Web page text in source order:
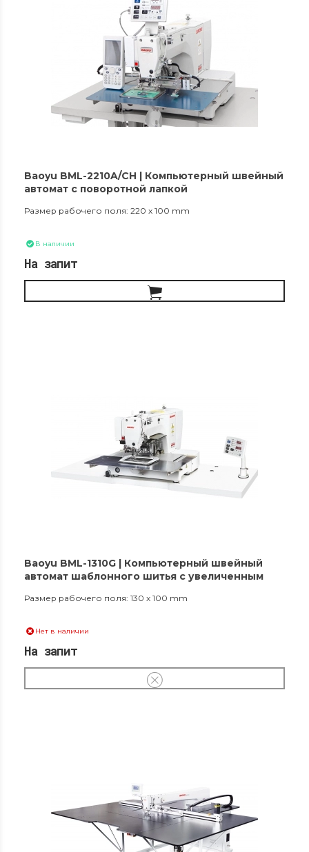
Baoyu BML-2210A/CH | Компьютерный швейный
автомат с поворотной лапкой
Размер рабочего поля: 220 x 100 mm
В наличии
На запит
Baoyu BML-1310G | Компьютерный швейный
автомат шаблонного шитья c увеличенным
Размер рабочего поля: 130 x 100 mm
Нет в наличии
На запит